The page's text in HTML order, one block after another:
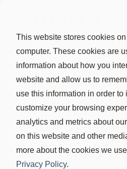
This website stores cookies
computer. These cookies are
information about how you
website and allow us to
use this information in order to
customize your browsing
analytics and metrics about
on this website and other
more about the cookies we
Privacy Policy.
El
temible
cultivo